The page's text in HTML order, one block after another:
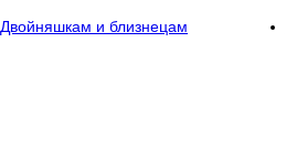
Двойняшкам и близнецам